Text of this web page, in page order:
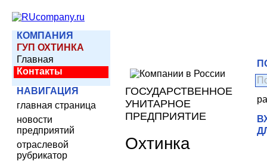
КОМПАНИЯ
ГУП ОХТИНКА
Главная
Контакты
НАВИГАЦИЯ
главная страница
новости
предприятий
отраслевой
рубрикатор
ГОСУДАРСТВЕННОЕ
УНИТАРНОЕ
ПРЕДПРИЯТИЕ
Охтинка